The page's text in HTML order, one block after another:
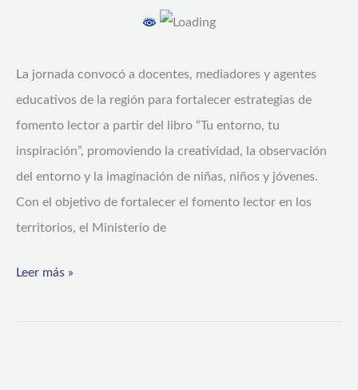
La jornada convocó a docentes, mediadores y agentes
educativos de la región para fortalecer estrategias de
fomento lector a partir del libro “Tu entorno, tu
inspiración”, promoviendo la creatividad, la observación
del entorno y la imaginación de niñas, niños y jóvenes.
Con el objetivo de fortalecer el fomento lector en los
territorios, el Ministerio de
Coquimbo
para
inspirar
nuevas
experiencias
de
lectura
Leer más »